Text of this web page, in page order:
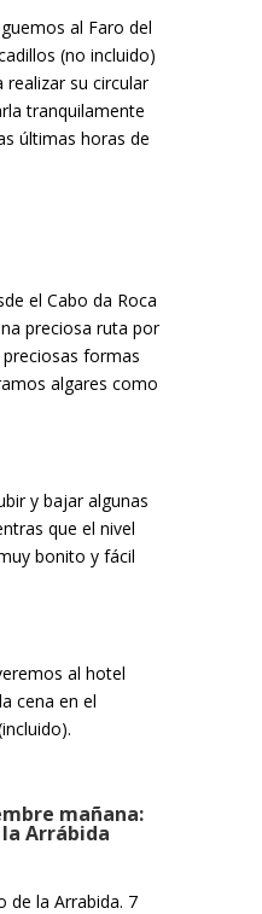
al Faro del
(no incluido)
realizar su circular
tranquilamente
últimas horas de
el Cabo da Roca
preciosa ruta por
formas
algares como
y bajar algunas
que el nivel
bonito y fácil
al hotel
cena en el
mañana:
Arrábida
de la Arrabida. 7